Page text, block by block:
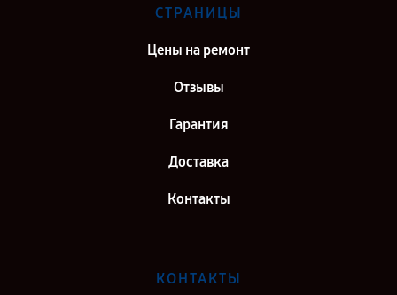
СТРАНИЦЫ
Цены на ремонт
Отзывы
Гарантия
Доставка
Контакты
КОНТАКТЫ